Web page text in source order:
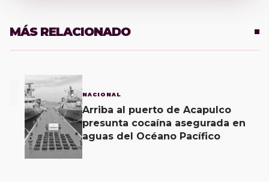
MÁS RELACIONADO
NACIONAL
Arriba al puerto de Acapulco
presunta cocaína asegurada en
aguas del Océano Pacífico